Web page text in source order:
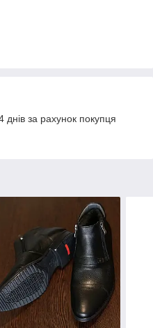
за рахунок покупця